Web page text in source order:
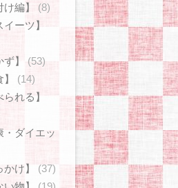
編】
(8)
ーツ】
】
(53)
(14)
れる】
・ダイエッ
け】
(37)